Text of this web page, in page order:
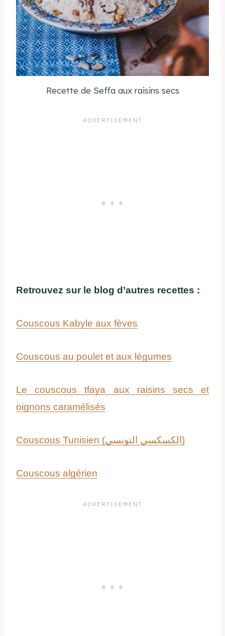
Recette de Seffa aux raisins secs
Retrouvez sur le blog d’autres recettes :
Couscous Kabyle aux fèves
Couscous au poulet et aux légumes
Le couscous tfaya aux raisins secs et
oignons caramélisés
Couscous Tunisien (الكسكسي التونسي)
Couscous algérien